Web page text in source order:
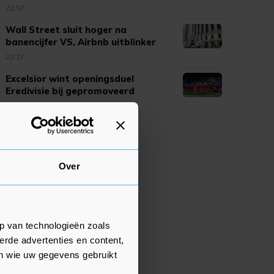
Over
van technologieën zoals
advertenties en content,
wie uw gegevens gebruikt
22:57
Wall Street sluit hoger na
banencijfer VS, Airbnb uitblinker
22:17
Excelsior wint openingsduel
Eredivisie bij gepromoveerd
Cambuur